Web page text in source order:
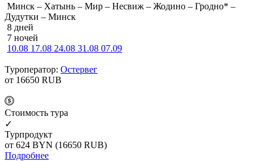
Минск – Хатынь – Мир – Несвиж – Жодино – Гродно* –
Дудутки – Минск
8 дней
7 ночей
10.08 17.08 24.08 31.08 07.09
Туроператор: Остервег
от 16650 RUB
Cтоимость тура
✓
Турпродукт
от 624 BYN (16650 RUB)
Подробнее